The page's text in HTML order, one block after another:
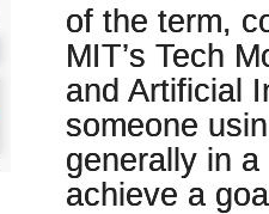
of the term,
MIT’s Tech
and Artificial
someone
generally in
achieve a